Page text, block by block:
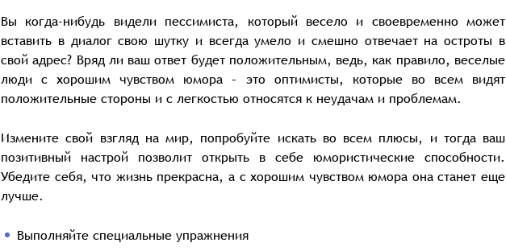
Вы когда-нибудь видели пессимиста, который весело и своевременно может
вставить в диалог свою шутку и всегда умело и смешно отвечает на остроты в
свой адрес? Вряд ли ваш ответ будет положительным, ведь, как правило, веселые
люди с хорошим чувством юмора – это оптимисты, которые во всем видят
положительные стороны и с легкостью относятся к неудачам и проблемам.
Измените свой взгляд на мир, попробуйте искать во всем плюсы, и тогда ваш
позитивный настрой позволит открыть в себе юмористические способности.
Убедите себя, что жизнь прекрасна, а с хорошим чувством юмора она станет еще
лучше.
Выполняйте специальные упражнения